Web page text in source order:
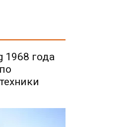
1968 года